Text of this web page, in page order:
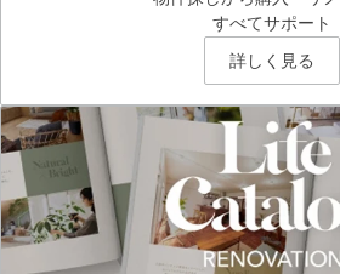
すべてサポート
詳しく見る